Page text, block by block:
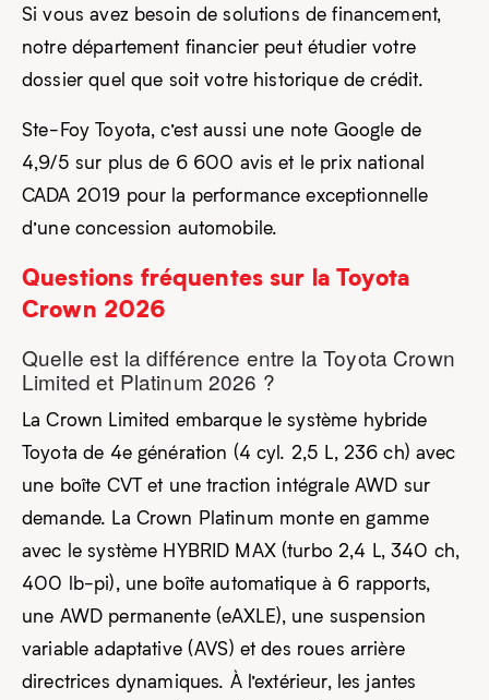
Si vous avez besoin de solutions de financement,
notre département financier peut étudier votre
dossier quel que soit votre historique de crédit.
Ste-Foy Toyota, c’est aussi une note Google de
4,9/5 sur plus de 6 600 avis et le prix national
CADA 2019 pour la performance exceptionnelle
d’une concession automobile.
Questions fréquentes sur la Toyota
Crown 2026
Quelle est la différence entre la Toyota Crown
Limited et Platinum 2026 ?
La Crown Limited embarque le système hybride
Toyota de 4e génération (4 cyl. 2,5 L, 236 ch) avec
une boîte CVT et une traction intégrale AWD sur
demande. La Crown Platinum monte en gamme
avec le système HYBRID MAX (turbo 2,4 L, 340 ch,
400 lb-pi), une boîte automatique à 6 rapports,
une AWD permanente (eAXLE), une suspension
variable adaptative (AVS) et des roues arrière
directrices dynamiques. À l’extérieur, les jantes